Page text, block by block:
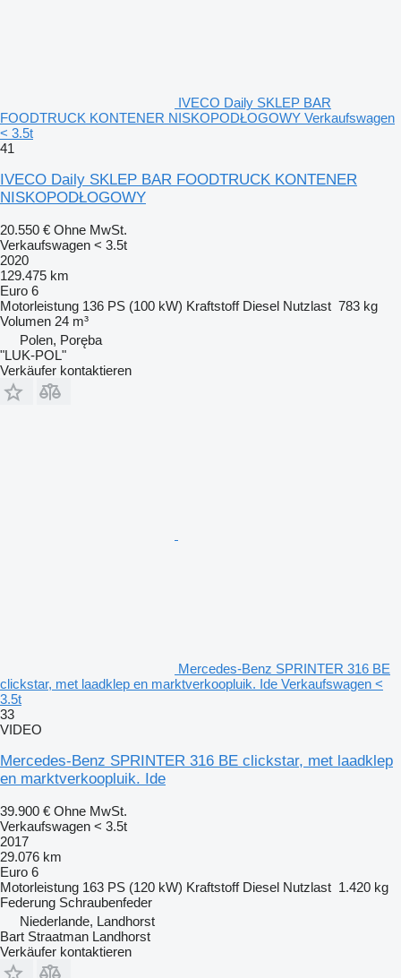
IVECO Daily SKLEP BAR
FOODTRUCK KONTENER NISKOPODŁOGOWY Verkaufswagen
< 3.5t
41
IVECO Daily SKLEP BAR FOODTRUCK KONTENER
NISKOPODŁOGOWY
20.550 € Ohne MwSt.
Verkaufswagen < 3.5t
2020
129.475 km
Euro 6
Motorleistung 136 PS (100 kW) Kraftstoff Diesel Nutzlast 783 kg
Volumen 24 m³
Polen, Poręba
"LUK-POL"
Verkäufer kontaktieren
Mercedes-Benz SPRINTER 316 BE
clickstar, met laadklep en marktverkoopluik. Ide Verkaufswagen <
3.5t
33
VIDEO
Mercedes-Benz SPRINTER 316 BE clickstar, met laadklep
en marktverkoopluik. Ide
39.900 € Ohne MwSt.
Verkaufswagen < 3.5t
2017
29.076 km
Euro 6
Motorleistung 163 PS (120 kW) Kraftstoff Diesel Nutzlast 1.420 kg
Federung Schraubenfeder
Niederlande, Landhorst
Bart Straatman Landhorst
Verkäufer kontaktieren